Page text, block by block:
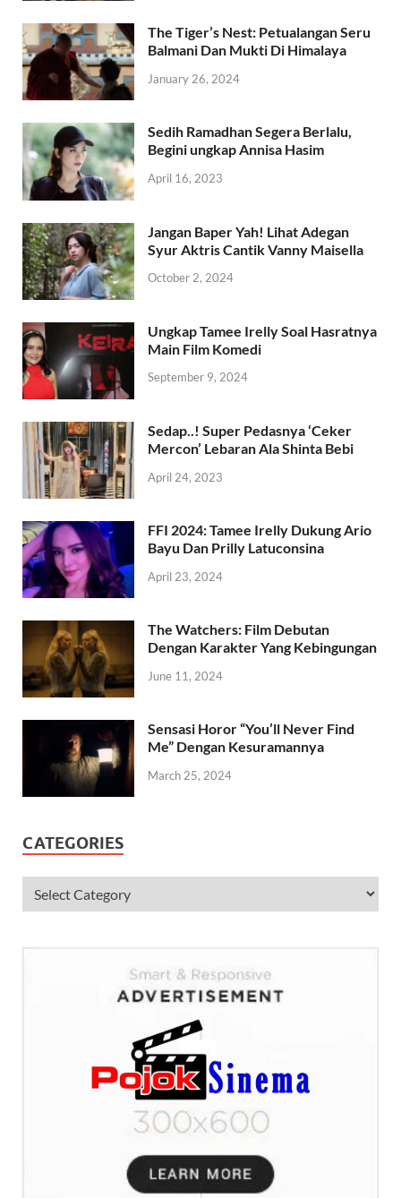
The Tiger’s Nest: Petualangan Seru
Balmani Dan Mukti Di Himalaya
January 26, 2024
Sedih Ramadhan Segera Berlalu,
Begini ungkap Annisa Hasim
April 16, 2023
Jangan Baper Yah! Lihat Adegan
Syur Aktris Cantik Vanny Maisella
October 2, 2024
Ungkap Tamee Irelly Soal Hasratnya
Main Film Komedi
September 9, 2024
Sedap..! Super Pedasnya ‘Ceker
Mercon’ Lebaran Ala Shinta Bebi
April 24, 2023
FFI 2024: Tamee Irelly Dukung Ario
Bayu Dan Prilly Latuconsina
April 23, 2024
The Watchers: Film Debutan
Dengan Karakter Yang Kebingungan
June 11, 2024
Sensasi Horor “You’ll Never Find
Me” Dengan Kesuramannya
March 25, 2024
CATEGORIES